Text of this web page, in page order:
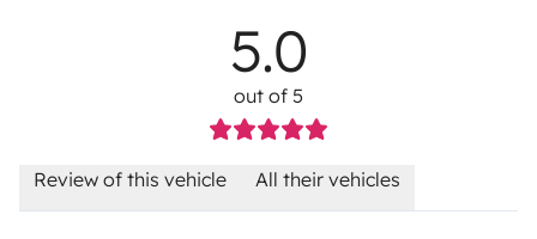
5.0
out of 5
Review of this vehicle All their vehicles